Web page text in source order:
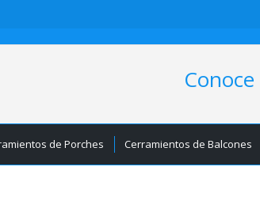
de Porches Cerramientos de Balcones